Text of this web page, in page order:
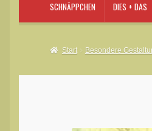
SCHNÄPPCHEN DIES + DAS
Start Besondere